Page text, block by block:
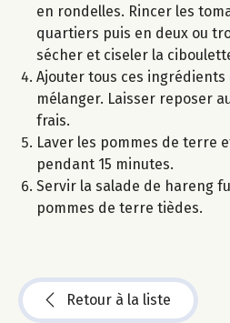
en rondelles. Rincer les
quartiers puis en deux ou
sécher et ciseler la
Ajouter tous ces ingrédients
mélanger. Laisser reposer
frais.
Laver les pommes de terre
pendant 15 minutes.
Servir la salade de hareng
pommes de terre tièdes.
Retour à la liste